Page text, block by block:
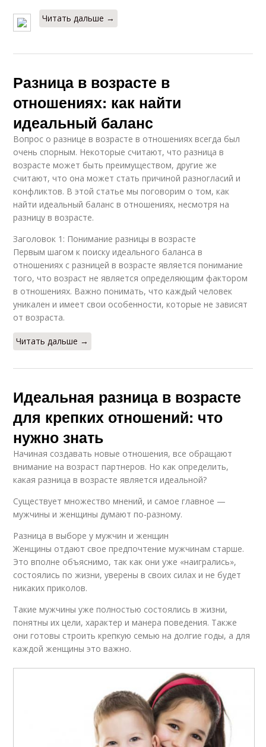
Читать дальше →
Разница в возрасте в
отношениях: как найти
идеальный баланс
Вопрос о разнице в возрасте в отношениях всегда был
очень спорным. Некоторые считают, что разница в
возрасте может быть преимуществом, другие же
считают, что она может стать причиной разногласий и
конфликтов. В этой статье мы поговорим о том, как
найти идеальный баланс в отношениях, несмотря на
разницу в возрасте.
Заголовок 1: Понимание разницы в возрасте
Первым шагом к поиску идеального баланса в
отношениях с разницей в возрасте является понимание
того, что возраст не является определяющим фактором
в отношениях. Важно понимать, что каждый человек
уникален и имеет свои особенности, которые не зависят
от возраста.
Читать дальше →
Идеальная разница в возрасте
для крепких отношений: что
нужно знать
Начиная создавать новые отношения, все обращают
внимание на возраст партнеров. Но как определить,
какая разница в возрасте является идеальной?
Существует множество мнений, и самое главное —
мужчины и женщины думают по-разному.
Разница в выборе у мужчин и женщин
Женщины отдают свое предпочтение мужчинам старше.
Это вполне объяснимо, так как они уже «наигрались»,
состоялись по жизни, уверены в своих силах и не будет
никаких приколов.
Такие мужчины уже полностью состоялись в жизни,
понятны их цели, характер и манера поведения. Также
они готовы строить крепкую семью на долгие годы, а для
каждой женщины это важно.